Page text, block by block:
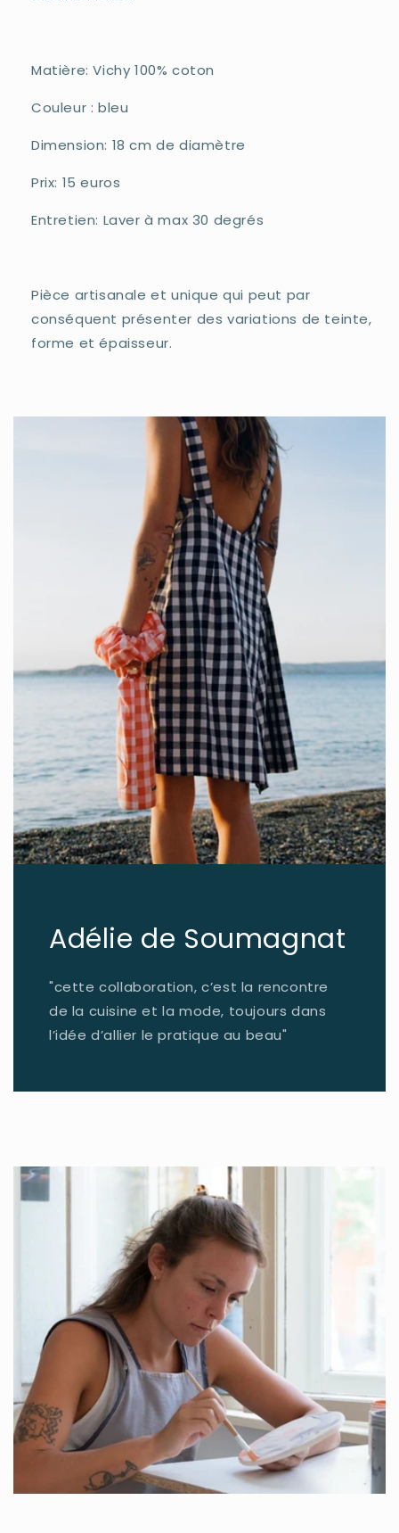
Matière: Vichy 100% coton
Couleur : bleu
Dimension: 18 cm de diamètre
Prix: 15 euros
Entretien: Laver à max 30 degrés
Pièce artisanale et unique qui peut par
conséquent présenter des variations de teinte,
forme et épaisseur.
Adélie de Soumagnat
"cette collaboration, c’est la rencontre
de la cuisine et la mode, toujours dans
l’idée d’allier le pratique au beau"